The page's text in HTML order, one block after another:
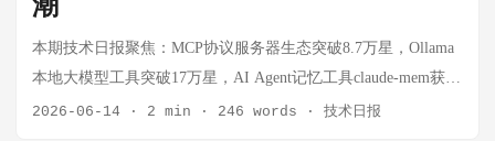
潮
本期技术日报聚焦：MCP协议服务器生态突破8.7万星，Ollama
本地大模型工具突破17万星，AI Agent记忆工具claude-mem获
8.2万星，同时收录高频交易机器人freqtrade。
2026-06-14 · 2 min · 246 words · 技术日报